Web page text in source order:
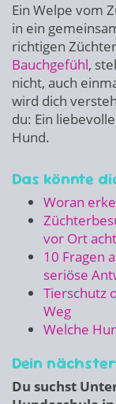
Ein Welpe vom
in ein
richtigen
Bauchgefühl,
nicht, auch
wird dich
du: Ein
Hund.
Das könnte
Woran
vor Ort
10 Fragen
seriöse
Tierschutz
Weg
Welche
Dein
Du suchst